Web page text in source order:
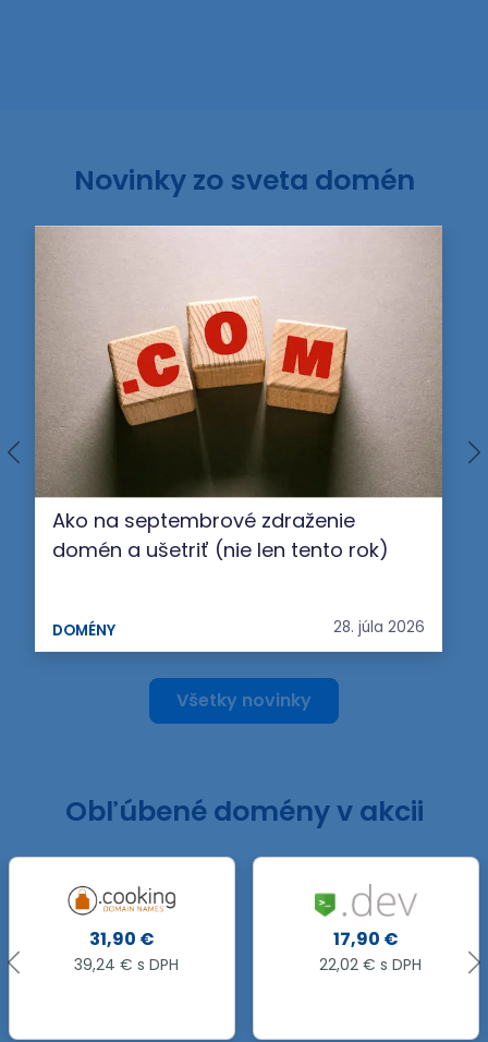
Novinky zo sveta domén
Ako na septembrové zdraženie
domén a ušetriť (nie len tento rok)
DOMÉNY 28. júla 2026
Všetky novinky
Obľúbené domény v akcii
17,90 €
22,02 € s DPH
.FORUM
47,90 €
58,92 € s DPH